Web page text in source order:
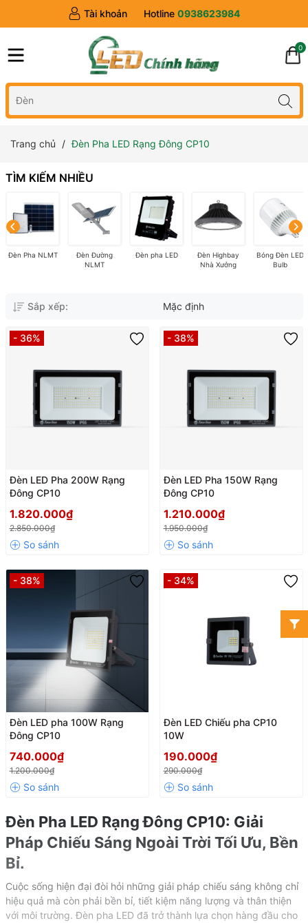
Tài khoản Hotline 0938623984
0
Trang chủ Đèn Pha LED Rạng Đông CP10
TÌM KIẾM NHIỀU
Đèn Pha NLMT
Đèn Đường
NLMT
Đèn pha LED
Đèn Highbay
Nhà Xưởng
Bóng Đèn LED
Bulb
Sắp xếp: Mặc định
- 36%
Đèn LED Pha 200W Rạng
Đông CP10
1.820.000₫
2.850.000₫
- 38%
Đèn LED Pha 150W Rạng
Đông CP10
1.210.000₫
1.950.000₫
- 38%
Đèn LED pha 100W Rạng
Đông CP10
740.000₫
1.200.000₫
- 34%
Đèn LED Chiếu pha CP10
10W
190.000₫
290.000₫
Đèn Pha LED Rạng Đông CP10: Giải
Pháp Chiếu Sáng Ngoài Trời Tối Ưu, Bền
Bỉ.
Cuộc sống hiện đại đòi hỏi những giải pháp chiếu sáng không chỉ
hiệu quả mà còn phải bền bỉ, tiết kiệm năng lượng và thân thiện
với môi trường. Đèn pha LED đã trở thành lựa chọn hàng đầu cho